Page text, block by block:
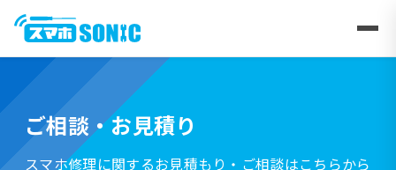
ご相談・お見積り
スマホ修理に関するお見積もり・ご相談はこちらから